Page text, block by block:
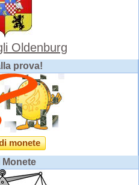
Oldenburg
prova!
monete
Monete